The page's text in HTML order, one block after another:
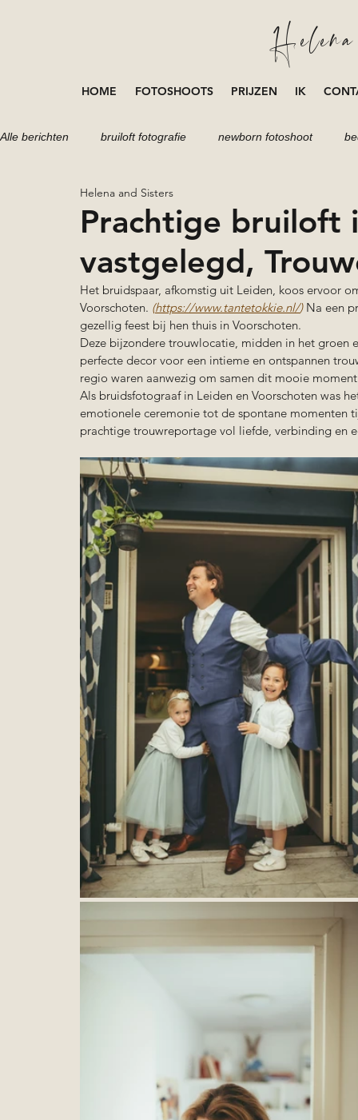
HOME FOTOSHOOTS PRIJZEN IK
Alle berichten bruiloft fotografie newborn fotoshoot
portretten fotoshoot fotoshoot
Prachtige bruiloft
vastgelegd,
Helena and Sisters
Het bruidspaar, afkomstig uit Leiden, koos ervoor
Voorschoten. (https://www.tantetokkie.nl/) Na een
gezellig feest bij hen thuis in Voorschoten.
Deze bijzondere trouwlocatie, midden in het
perfecte decor voor een intieme en ontspannen
regio waren aanwezig om samen dit mooie
Als bruidsfotograaf in Leiden en Voorschoten was
emotionele ceremonie tot de spontane momenten
prachtige trouwreportage vol liefde, verbinding en